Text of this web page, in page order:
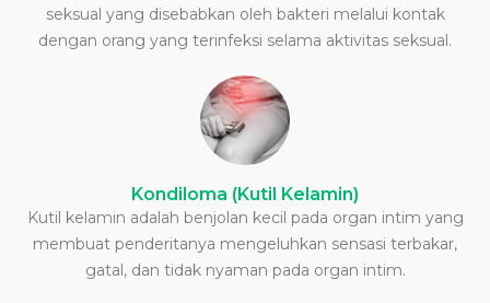
seksual yang disebabkan oleh bakteri melalui kontak
dengan orang yang terinfeksi selama aktivitas seksual.
Kondiloma (Kutil Kelamin)
Kutil kelamin adalah benjolan kecil pada organ intim yang
membuat penderitanya mengeluhkan sensasi terbakar,
gatal, dan tidak nyaman pada organ intim.